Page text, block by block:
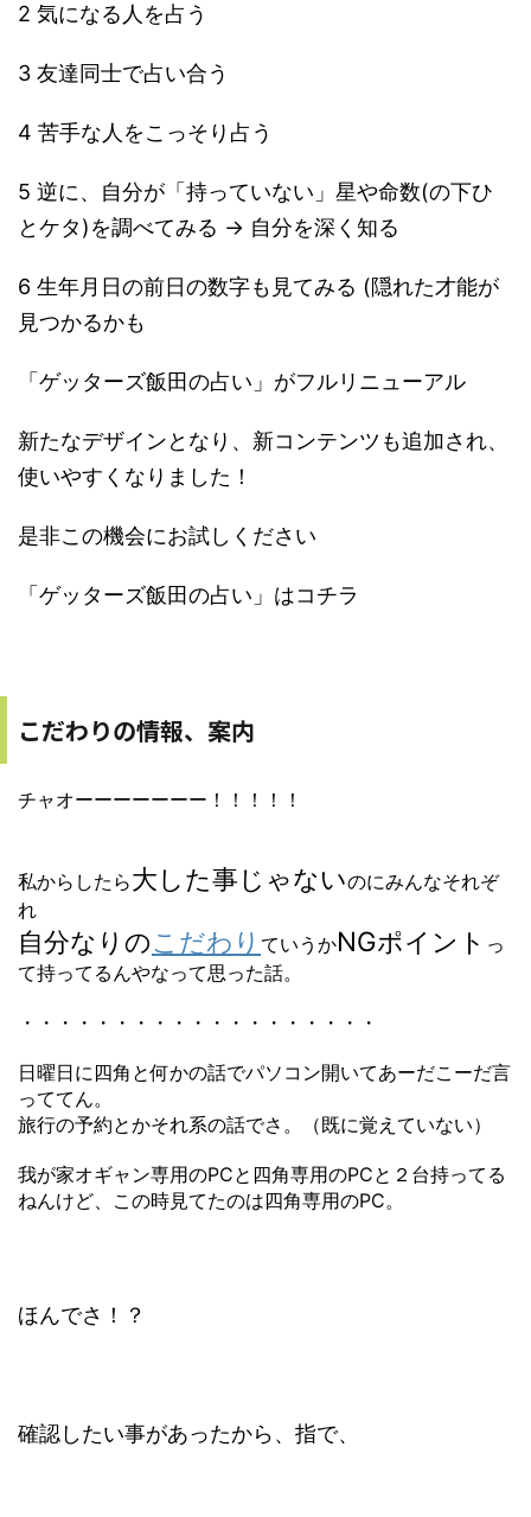
2 気になる人を占う
3 友達同士で占い合う
4 苦手な人をこっそり占う
5 逆に、自分が「持っていない」星や命数(の下ひ
とケタ)を調べてみる → 自分を深く知る
6 生年月日の前日の数字も見てみる (隠れた才能が
見つかるかも
「ゲッターズ飯田の占い」がフルリニューアル
新たなデザインとなり、新コンテンツも追加され、
使いやすくなりました！
是非この機会にお試しください
「ゲッターズ飯田の占い」はコチラ
こだわりの情報、案内
チャオーーーーーーー！！！！！
私からしたら大した事じゃないのにみんなそれぞ
れ
自分なりのこだわり ていうかNGポイント っ
て持ってるんやなって思った話。
・・・・・・・・・・・・・・・・・・・
日曜日に四角と何かの話でパソコン開いてあーだこーだ言
っててん。
旅行の予約とかそれ系の話でさ。（既に覚えていない）
我が家オギャン専用のPCと四角専用のPCと２台持ってる
ねんけど、この時見てたのは四角専用のPC。
ほんでさ！？
確認したい事があったから、指で、